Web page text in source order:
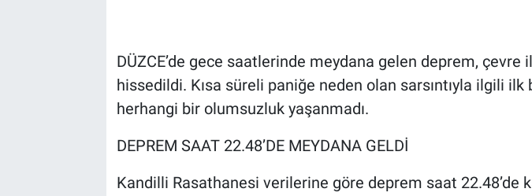
DÜZCE’de gece saatlerinde meydana gelen deprem, çevre
hissedildi. Kısa süreli paniğe neden olan sarsıntıyla ilgili
herhangi bir olumsuzluk yaşanmadı.
DEPREM SAAT 22.48’DE MEYDANA GELDİ
Kandilli Rasathanesi verilerine göre deprem saat 22.48’de